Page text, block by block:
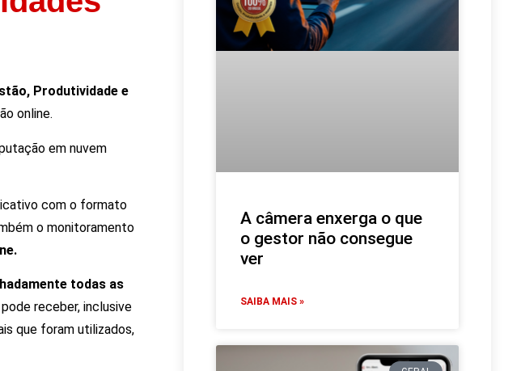
Produtividade e
online.
em nuvem
com o formato
o monitoramento
todas as
receber, inclusive
que foram utilizados,
A câmera enxerga o que
o gestor não consegue
ver
SAIBA MAIS »